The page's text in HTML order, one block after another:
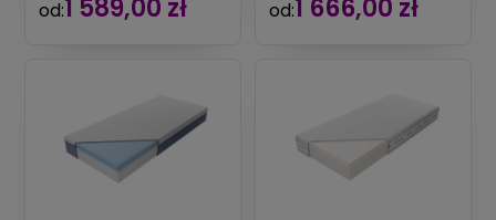
od:1 589,00 zł od:1 666,00 zł